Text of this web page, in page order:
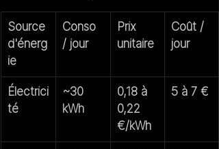
Source
d'énerg
ie
Conso
/ jour
Prix
unitaire
Coût /
jour
Électrici
té
~30
kWh
0,18 à
0,22
€/kWh
5 à 7 €